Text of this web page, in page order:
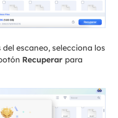
escaneo, selecciona los
Recuperar para